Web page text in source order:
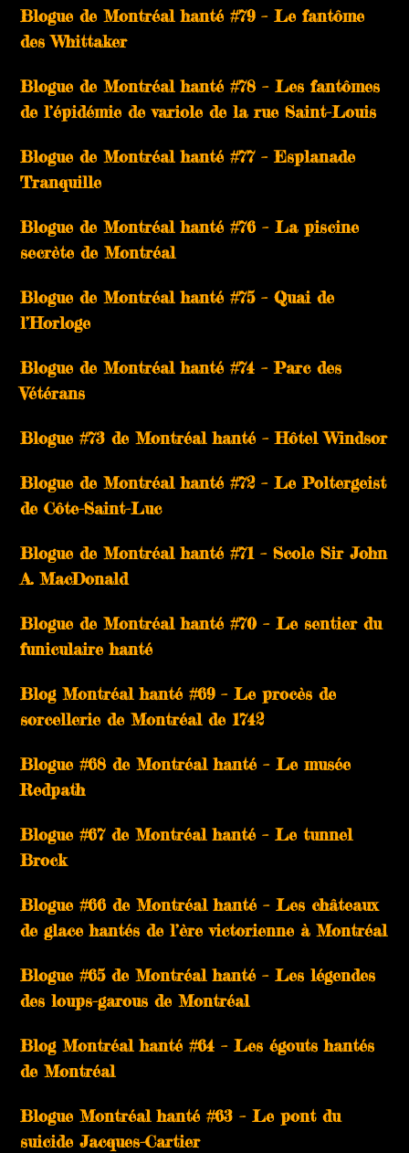
Blogue de Montréal hanté #79 – Le fantôme
des Whittaker
Blogue de Montréal hanté #78 – Les fantômes
de l’épidémie de variole de la rue Saint-Louis
Blogue de Montréal hanté #77 – Esplanade
Tranquille
Blogue de Montréal hanté #76 – La piscine
secrète de Montréal
Blogue de Montréal hanté #75 – Quai de
l’Horloge
Blogue de Montréal hanté #74 – Parc des
Vétérans
Blogue #73 de Montréal hanté – Hôtel Windsor
Blogue de Montréal hanté #72 – Le Poltergeist
de Côte-Saint-Luc
Blogue de Montréal hanté #71 – Scole Sir John
A. MacDonald
Blogue de Montréal hanté #70 – Le sentier du
funiculaire hanté
Blog Montréal hanté #69 – Le procès de
sorcellerie de Montréal de 1742
Blogue #68 de Montréal hanté – Le musée
Redpath
Blogue #67 de Montréal hanté – Le tunnel
Brock
Blogue #66 de Montréal hanté – Les châteaux
de glace hantés de l’ère victorienne à Montréal
Blogue #65 de Montréal hanté – Les légendes
des loups-garous de Montréal
Blog Montréal hanté #64 – Les égouts hantés
de Montréal
Blogue Montréal hanté #63 – Le pont du
suicide Jacques-Cartier